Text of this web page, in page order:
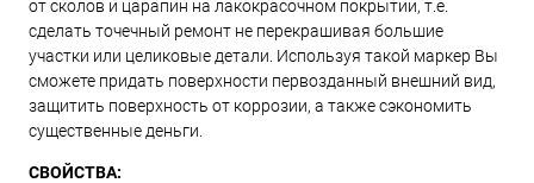
от сколов и царапин на лакокрасочном покрытии, т.е.
сделать точечный ремонт не перекрашивая большие
участки или целиковые детали. Используя такой маркер Вы
сможете придать поверхности первозданный внешний вид,
защитить поверхность от коррозии, а также сэкономить
существенные деньги.
СВОЙСТВА: